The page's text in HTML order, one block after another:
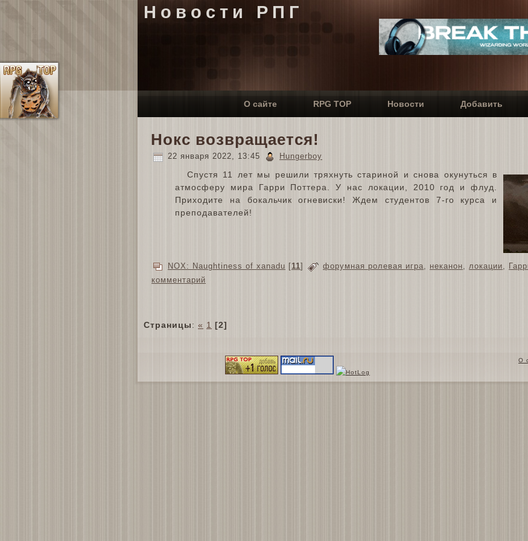
Новости РПГ
О сайте RPG TOP Новости Добавить
Нокс возвращается!
22 января 2022, 13:45 Hungerboy
Спустя 11 лет мы решили тряхнуть стариной и снова окунуться в
атмосферу мира Гарри Поттера. У нас локации, 2010 год и флуд.
Приходите на бокальчик огневиски! Ждем студентов 7-го курса и
преподавателей!
NOX: Naughtiness of xanadu [11] форумная ролевая игра неканон локации
комментарий
Страницы: « 1 [2]
О